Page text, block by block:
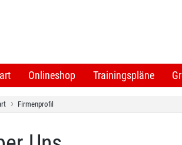
Onlineshop Trainingspläne
Firmenprofil